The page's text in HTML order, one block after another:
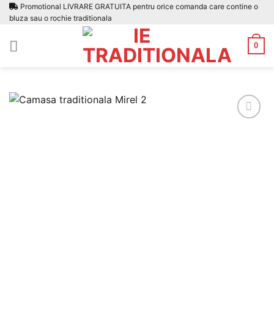
Skip Promotional LIVRARE GRATUITA pentru orice comanda care contine o
bluza sau o rochie traditionala
0